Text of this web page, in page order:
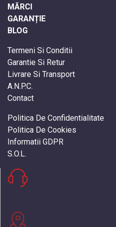
MĂRCI
GARANȚIE
BLOG
Termeni Si Conditii
Garantie Si Retur
Livrare Si Transport
A.N.P.C.
Contact
Politica De Confidentialitate
Politica De Cookies
Informatii GDPR
S.O.L.